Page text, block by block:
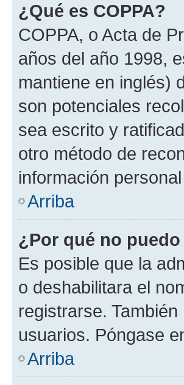
¿Qué es COPPA?
COPPA, o Acta de
años del año 1998,
mantiene en inglés)
son potenciales
sea escrito y
otro método de
información
Arriba
¿Por qué no
Es posible que la
o deshabilitara el
registrarse.
usuarios. Póngase
Arriba